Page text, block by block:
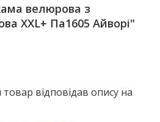
велюрова з
XXL+ Па1605 Айворі"
відповідав опису на